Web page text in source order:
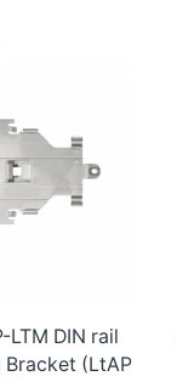
LTM DIN rail
Bracket (LtAP